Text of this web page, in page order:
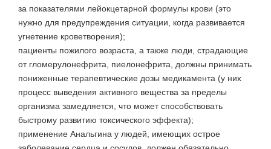
за показателями лейокцетарной формулы крови (это
нужно для предупреждения ситуации, когда развивается
угнетение кроветворения);
пациенты пожилого возраста, а также люди, страдающие
от гломерулонефрита, пиелонефрита, должны принимать
пониженные терапевтические дозы медикамента (у них
процесс выведения активного вещества за пределы
организма замедляется, что может способствовать
быстрому развитию токсического эффекта);
применение Анальгина у людей, имеющих острое